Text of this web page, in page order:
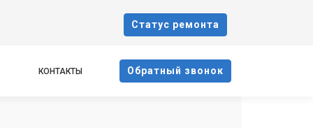
Cтатус ремонта
КОНТАКТЫ Oбратный звонок